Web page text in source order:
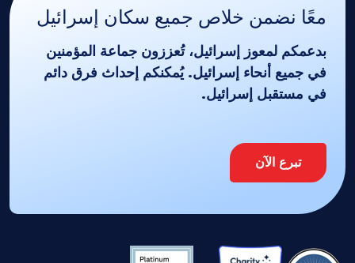
معًا نضمن خلاص جميع سكان إسرائيل
بدعمكم لمعوز إسرائيل، تُعززون جماعة المؤمنين
في جميع أنحاء إسرائيل. يُمكنكم إحداث فرق دائم
في مستقبل إسرائيل.
تبرع الآن